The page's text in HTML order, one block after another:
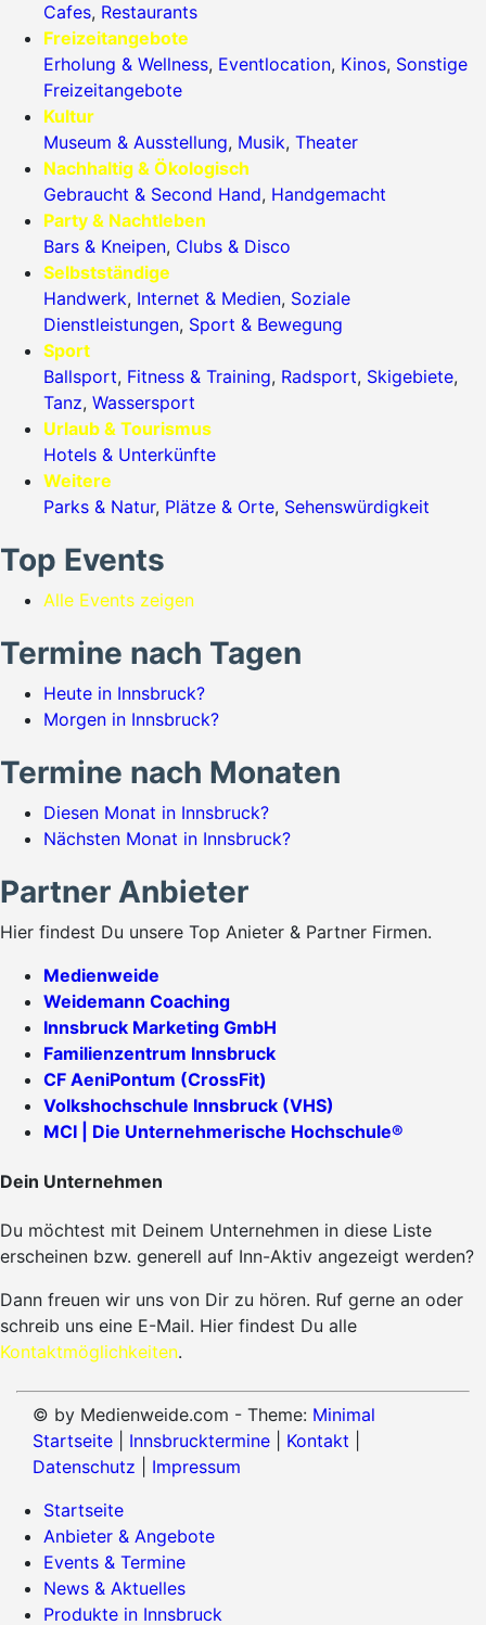
Cafes, Restaurants
Freizeitangebote
Erholung & Wellness, Eventlocation, Kinos, Sonstige
Freizeitangebote
Kultur
Museum & Ausstellung, Musik, Theater
Nachhaltig & Ökologisch
Gebraucht & Second Hand, Handgemacht
Party & Nachtleben
Bars & Kneipen, Clubs & Disco
Selbstständige
Handwerk, Internet & Medien, Soziale
Dienstleistungen, Sport & Bewegung
Sport
Ballsport, Fitness & Training, Radsport, Skigebiete,
Tanz, Wassersport
Urlaub & Tourismus
Hotels & Unterkünfte
Weitere
Parks & Natur, Plätze & Orte, Sehenswürdigkeit
Top Events
Alle Events zeigen
Termine nach Tagen
Heute in Innsbruck?
Morgen in Innsbruck?
Termine nach Monaten
Diesen Monat in Innsbruck?
Nächsten Monat in Innsbruck?
Partner Anbieter
Hier findest Du unsere Top Anieter & Partner Firmen.
Medienweide
Weidemann Coaching
Innsbruck Marketing GmbH
Familienzentrum Innsbruck
CF AeniPontum (CrossFit)
Volkshochschule Innsbruck (VHS)
MCI | Die Unternehmerische Hochschule®
Dein Unternehmen
Du möchtest mit Deinem Unternehmen in diese Liste
erscheinen bzw. generell auf Inn-Aktiv angezeigt werden?
Dann freuen wir uns von Dir zu hören. Ruf gerne an oder
schreib uns eine E-Mail. Hier findest Du alle
Kontaktmöglichkeiten.
© by Medienweide.com - Theme: Minimal
Startseite
Innsbrucktermine Kontakt
Datenschutz
Impressum
Startseite
Anbieter & Angebote
Events & Termine
News & Aktuelles
Produkte in Innsbruck